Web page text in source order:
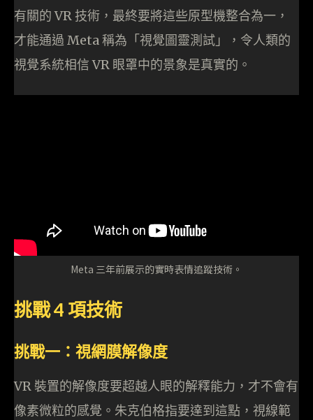
有關的 VR 技術，最終要將這些原型機整合為一，
才能通過 Meta 稱為「視覺圖靈測試」，令人類的
視覺系統相信 VR 眼罩中的景象是真實的。
Meta 三年前展示的實時表情追蹤技術。
挑戰 4 項技術
挑戰一：視網膜解像度
VR 裝置的解像度要超越人眼的解釋能力，才不會有
像素微粒的感覺。朱克伯格指要達到這點，視線範